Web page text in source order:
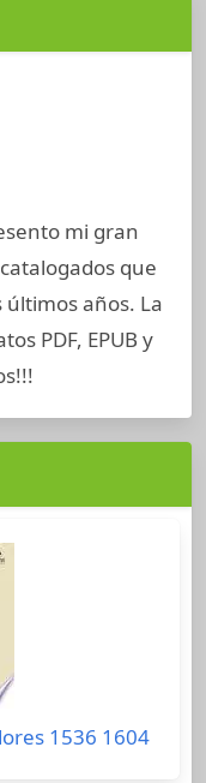
mi gran
que
años. La
PDF, EPUB y
1536 1604